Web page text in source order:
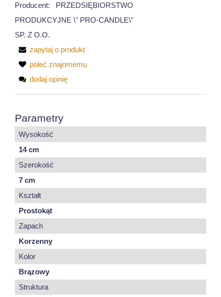
Producent:
PRZEDSIĘBIORSTWO
PRODUKCYJNE \" PRO-CANDLE\"
SP. Z O.O.
zapytaj o produkt
poleć znajomemu
dodaj opinię
Parametry
Wysokość
14 cm
Szerokość
7 cm
Kształt
Prostokąt
Zapach
Korzenny
Kolor
Brązowy
Struktura